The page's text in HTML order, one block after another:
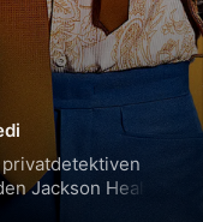
Jackson Healy